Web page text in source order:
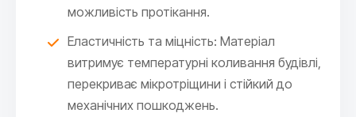
можливість протікання.
Еластичність та міцність: Матеріал
витримує температурні коливання будівлі,
перекриває мікротріщини і стійкий до
механічних пошкоджень.